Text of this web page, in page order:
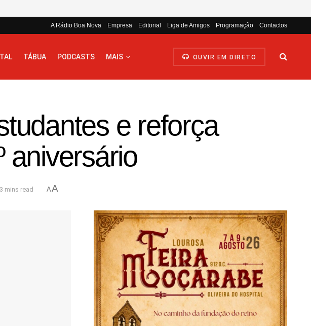
A Rádio Boa Nova Empresa Editorial Liga de Amigos Programação Contactos
TÁBUA PODCASTS MAIS OUVIR EM DIRETO
e reforça
aniversário
mins read AA